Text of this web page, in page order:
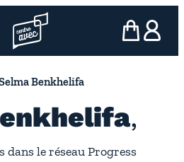
Page d’accueil l’association
mon panier
ma
Benkhelifa
dans le réseau Progress